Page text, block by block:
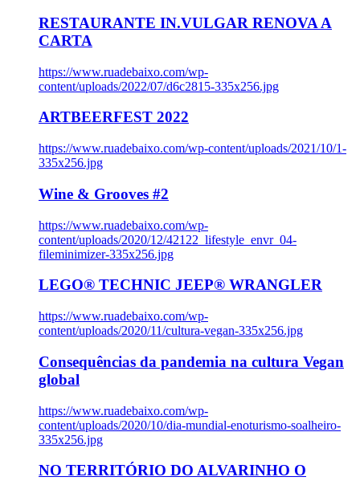
RESTAURANTE IN.VULGAR RENOVA A
CARTA
https://www.ruadebaixo.com/wp-
content/uploads/2022/07/d6c2815-335x256.jpg
ARTBEERFEST 2022
https://www.ruadebaixo.com/wp-content/uploads/2021/10/1-
335x256.jpg
Wine & Grooves #2
https://www.ruadebaixo.com/wp-
content/uploads/2020/12/42122_lifestyle_envr_04-
fileminimizer-335x256.jpg
LEGO® TECHNIC JEEP® WRANGLER
https://www.ruadebaixo.com/wp-
content/uploads/2020/11/cultura-vegan-335x256.jpg
Consequências da pandemia na cultura Vegan
global
https://www.ruadebaixo.com/wp-
content/uploads/2020/10/dia-mundial-enoturismo-soalheiro-
335x256.jpg
NO TERRITÓRIO DO ALVARINHO O